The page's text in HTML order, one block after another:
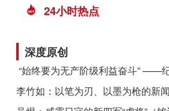
24小时热点
深度原创